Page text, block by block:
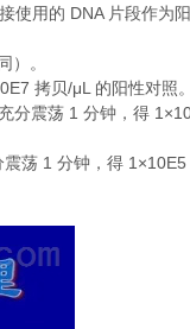
使用的 DNA 片段作为
）。
拷贝/μL 的阳性对照
充分震荡 1 分钟，得
震荡 1 分钟，得 1×10E5